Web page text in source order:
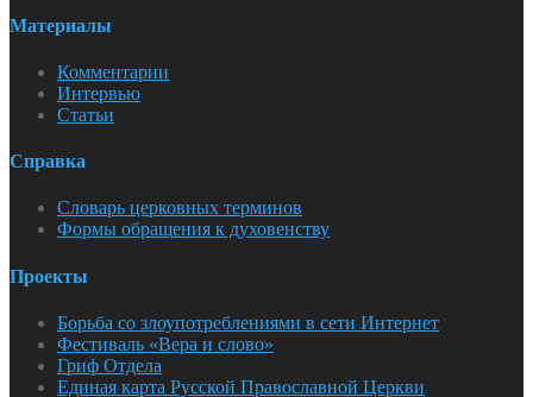
Материалы
Комментарии
Интервью
Статьи
Справка
Словарь церковных терминов
Формы обращения к духовенству
Проекты
Борьба со злоупотреблениями в сети Интернет
Фестиваль «Вера и слово»
Гриф Отдела
Единая карта Русской Православной Церкви